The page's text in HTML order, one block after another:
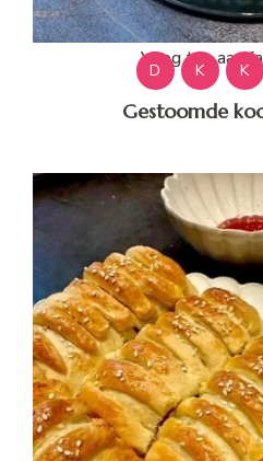
Voeg toe aan
D K K
Gestoomde